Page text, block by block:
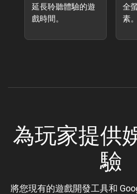
延長聆聽體驗的遊
戲時間。
全
素。
為玩家提供
驗
將您現有的遊戲開發工具和